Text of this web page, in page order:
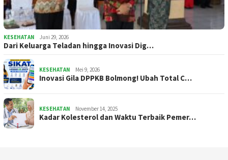
KESEHATAN Juni 29, 2026
Dari Keluarga Teladan hingga Inovasi Dig…
KESEHATAN Mei 9, 2026
Inovasi Gila DPPKB Bolmong! Ubah Total C…
KESEHATAN November 14, 2025
Kadar Kolesterol dan Waktu Terbaik Pemer…